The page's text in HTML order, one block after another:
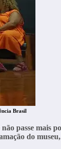
Brasil
passe mais
do